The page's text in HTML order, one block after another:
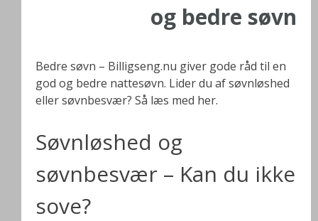
og bedre søvn
Bedre søvn – Billigseng.nu giver gode råd til en
god og bedre nattesøvn. Lider du af søvnløshed
eller søvnbesvær? Så læs med her.
Søvnløshed og
søvnbesvær – Kan du ikke
sove?